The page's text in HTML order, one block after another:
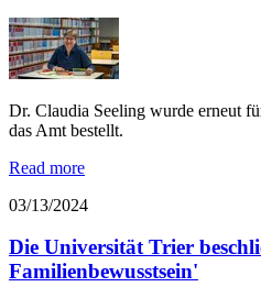
Dr. Claudia Seeling wurde erneut
das Amt bestellt.
Read more
03/13/2024
Die Universität Trier
Familienbewusstsein'